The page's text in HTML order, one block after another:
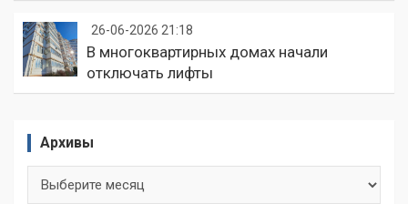
26-06-2026 21:18
В многоквартирных домах начали
отключать лифты
Архивы